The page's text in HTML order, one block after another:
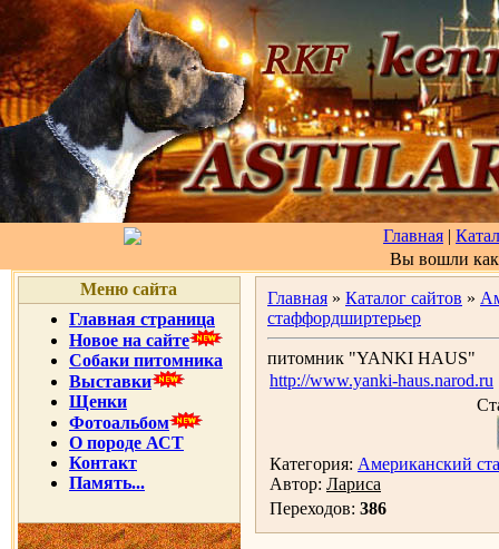
Главная |
Вы вошли
Меню сайта
Главная страница
Новое на сайте
Собаки питомника
Выставки
Щенки
Фотоальбом
О породе АСТ
Контакт
Память...
Главная » Каталог сайтов »
стаффордширтерьер
питомник "YANKI HAUS"
http://www.yanki-haus.narod.ru
Категория: Американский
Автор: Лариса
Переходов: 386